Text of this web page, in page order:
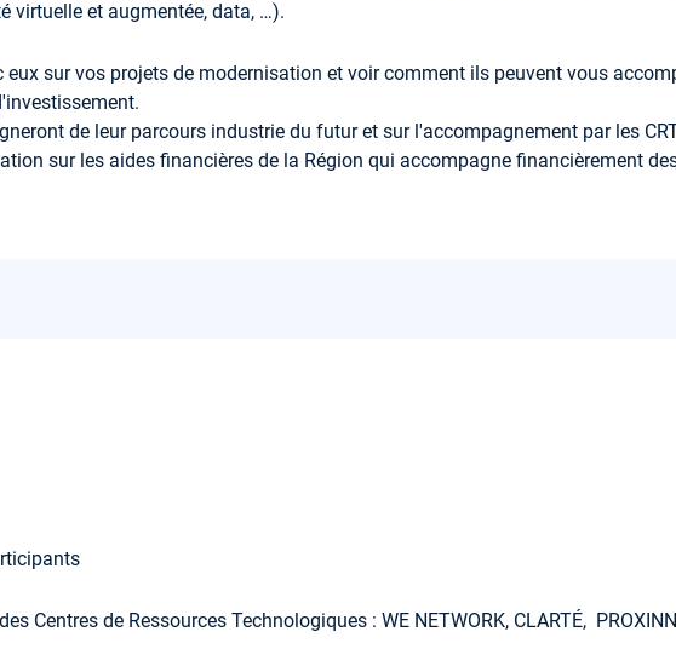
virtuelle et augmentée, data, …).
eux sur vos projets de modernisation et voir comment ils peuvent vous
de leur parcours industrie du futur et sur l'accompagnement par les
sur les aides financières de la Région qui accompagne financièrement
Centres de Ressources Technologiques : WE NETWORK, CLARTÉ,